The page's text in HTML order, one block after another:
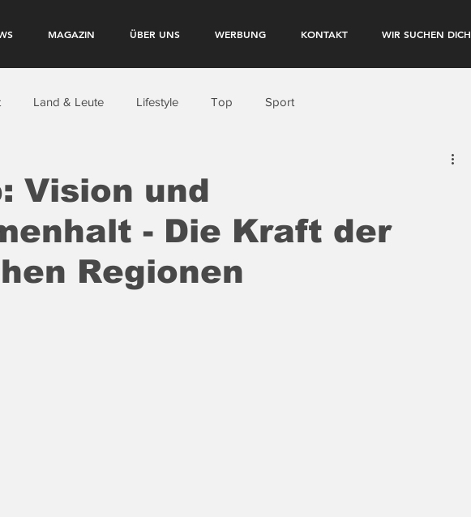
MAGAZIN ÜBER UNS WERBUNG KONTAKT WIR SUCHEN DICH
Land & Leute Lifestyle Top Sport
Vision und
- Die Kraft der
Regionen